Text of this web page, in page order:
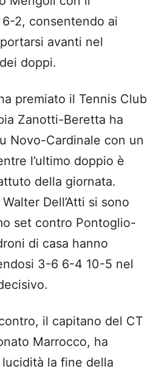
2, consentendo ai
avanti nel
doppi.
premiato il Tennis Club
Zanotti-Beretta ha
Novo-Cardinale con un
l’ultimo doppio è
della giornata.
Dell’Atti si sono
set contro Pontoglio-
di casa hanno
3-6 6-4 10-5 nel
il capitano del CT
Marrocco, ha
la fine della